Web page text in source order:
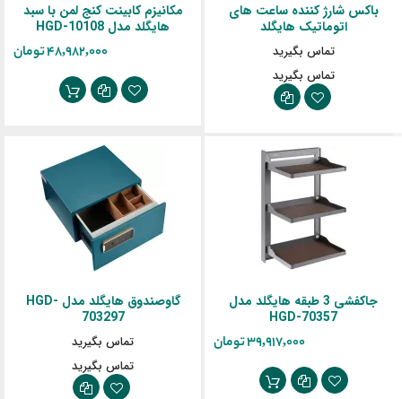
باکس شارژ کننده ساعت های
اتوماتیک هایگلد
تماس بگیرید
تماس بگیرید
مکانیزم کابینت کنج لمن با سبد
هایگلد مدل HGD-10108
‎48,982,000 تومان
جاکفشی 3 طبقه هایگلد مدل
HGD-70357
‎39,917,000 تومان
گاوصندوق هایگلد مدل HGD-
703297
تماس بگیرید
تماس بگیرید